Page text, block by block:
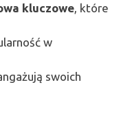
kluczowe, które
w
swoich